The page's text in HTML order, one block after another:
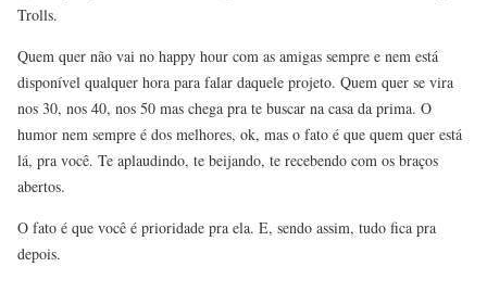
Trolls.
Quem quer não vai no happy hour com as amigas sempre e nem está
disponível qualquer hora para falar daquele projeto. Quem quer se vira
nos 30, nos 40, nos 50 mas chega pra te buscar na casa da prima. O
humor nem sempre é dos melhores, ok, mas o fato é que quem quer está
lá, pra você. Te aplaudindo, te beijando, te recebendo com os braços
abertos.
O fato é que você é prioridade pra ela. E, sendo assim, tudo fica pra
depois.